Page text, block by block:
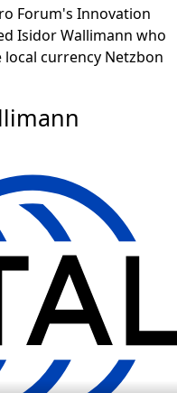
Forum's Innovation
Isidor Wallimann who
currency Netzbon